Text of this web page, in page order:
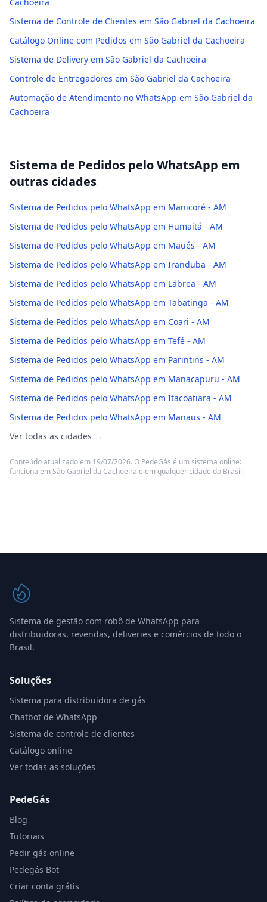
Sistema de Controle de Clientes em São Gabriel da Cachoeira
Catálogo Online com Pedidos em São Gabriel da Cachoeira
Sistema de Delivery em São Gabriel da Cachoeira
Controle de Entregadores em São Gabriel da Cachoeira
Automação de Atendimento no WhatsApp em São Gabriel da
Cachoeira
Sistema de Pedidos pelo WhatsApp em
outras cidades
Sistema de Pedidos pelo WhatsApp em Manicoré - AM
Sistema de Pedidos pelo WhatsApp em Humaitá - AM
Sistema de Pedidos pelo WhatsApp em Maués - AM
Sistema de Pedidos pelo WhatsApp em Iranduba - AM
Sistema de Pedidos pelo WhatsApp em Lábrea - AM
Sistema de Pedidos pelo WhatsApp em Tabatinga - AM
Sistema de Pedidos pelo WhatsApp em Coari - AM
Sistema de Pedidos pelo WhatsApp em Tefé - AM
Sistema de Pedidos pelo WhatsApp em Parintins - AM
Sistema de Pedidos pelo WhatsApp em Manacapuru - AM
Sistema de Pedidos pelo WhatsApp em Itacoatiara - AM
Sistema de Pedidos pelo WhatsApp em Manaus - AM
Ver todas as cidades →
Conteúdo atualizado em 19/07/2026. O PedeGás é um sistema online:
funciona em São Gabriel da Cachoeira e em qualquer cidade do Brasil.
Sistema de gestão com robô de WhatsApp para
distribuidoras, revendas, deliveries e comércios de todo o
Brasil.
Soluções
Sistema para distribuidora de gás
Chatbot de WhatsApp
Sistema de controle de clientes
Catálogo online
Ver todas as soluções
PedeGás
Blog
Tutoriais
Pedir gás online
Pedegás Bot
Criar conta grátis